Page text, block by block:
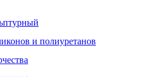
и полиуретанов